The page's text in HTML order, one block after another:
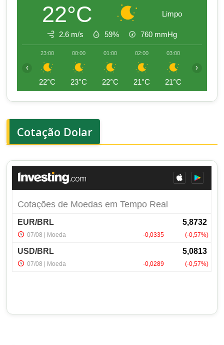
22°C Limpo
2.6 m/s 59% 760 mmHg
23:00
22°C
00:00
23°C
01:00
22°C
02:00
21°C
03:00
21°C
‹ ›
Cotação Dolar